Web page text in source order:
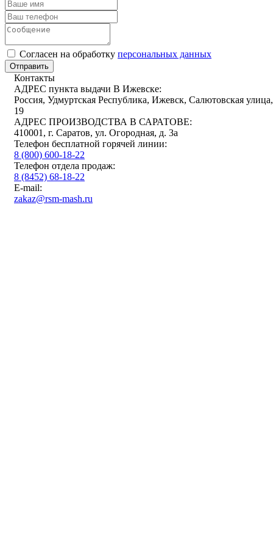
Cогласен на обработку персональных данных
Отправить
Контакты
АДРЕС пункта выдачи В Ижевске:
Россия, Удмуртская Республика, Ижевск, Салютовская улица,
19
АДРЕС ПРОИЗВОДСТВА В САРАТОВЕ:
410001, г. Саратов, ул. Огородная, д. 3а
Телефон бесплатной горячей линии:
8 (800) 600-18-22
Телефон отдела продаж:
8 (8452) 68-18-22
E-mail:
zakaz@rsm-mash.ru